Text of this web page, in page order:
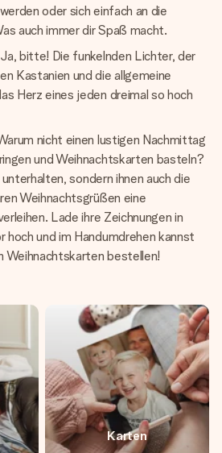
oder sich einfach an die
auch immer dir Spaß macht.
bitte! Die funkelnden Lichter, der
Kastanien und die allgemeine
Herz eines jeden dreimal so hoch
nicht einen lustigen Nachmittag
und Weihnachtskarten basteln?
sondern ihnen auch die
Weihnachtsgrüßen eine
Lade ihre Zeichnungen in
hoch und im Handumdrehen kannst
Weihnachtskarten bestellen!
Karten